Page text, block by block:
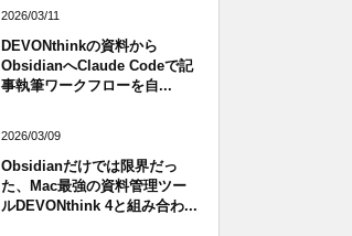
2026/03/11
DEVONthinkの資料から
ObsidianへClaude Codeで記
事執筆ワークフローを自...
2026/03/09
Obsidianだけでは限界だっ
た、Mac最強の資料管理ツー
ルDEVONthink 4と組み合わ...